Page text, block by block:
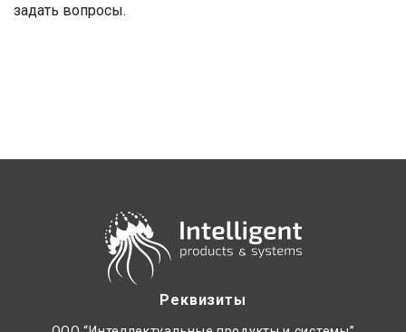
задать вопросы.
Реквизиты